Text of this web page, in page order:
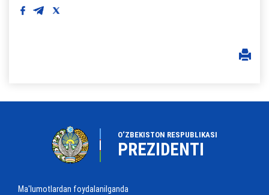
O‘ZBEKISTON RESPUBLIKASI
PREZIDENTI
Ma'lumotlardan foydalanilganda